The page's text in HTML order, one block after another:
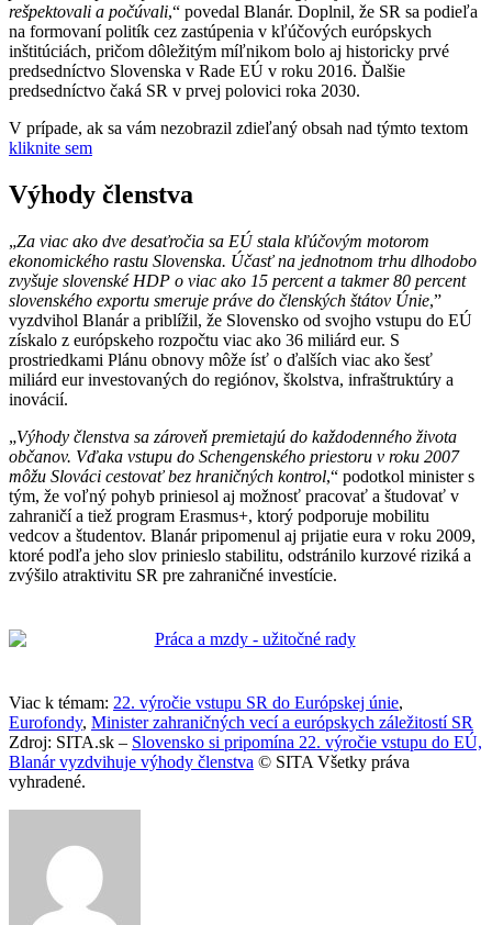
rešpektovali a počúvali,“ povedal Blanár. Doplnil, že SR sa podieľa
na formovaní politík cez zastúpenia v kľúčových európskych
inštitúciách, pričom dôležitým míľnikom bolo aj historicky prvé
predsedníctvo Slovenska v Rade EÚ v roku 2016. Ďalšie
predsedníctvo čaká SR v prvej polovici roka 2030.
V prípade, ak sa vám nezobrazil zdieľaný obsah nad týmto textom
kliknite sem
Výhody členstva
„Za viac ako dve desaťročia sa EÚ stala kľúčovým motorom
ekonomického rastu Slovenska. Účasť na jednotnom trhu dlhodobo
zvyšuje slovenské HDP o viac ako 15 percent a takmer 80 percent
slovenského exportu smeruje práve do členských štátov Únie,”
vyzdvihol Blanár a priblížil, že Slovensko od svojho vstupu do EÚ
získalo z európskeho rozpočtu viac ako 36 miliárd eur. S
prostriedkami Plánu obnovy môže ísť o ďalších viac ako šesť
miliárd eur investovaných do regiónov, školstva, infraštruktúry a
inovácií.
„Výhody členstva sa zároveň premietajú do každodenného života
občanov. Vďaka vstupu do Schengenského priestoru v roku 2007
môžu Slováci cestovať bez hraničných kontrol,“ podotkol minister s
tým, že voľný pohyb priniesol aj možnosť pracovať a študovať v
zahraničí a tiež program Erasmus+, ktorý podporuje mobilitu
vedcov a študentov. Blanár pripomenul aj prijatie eura v roku 2009,
ktoré podľa jeho slov prinieslo stabilitu, odstránilo kurzové riziká a
zvýšilo atraktivitu SR pre zahraničné investície.
Viac k témam: 22. výročie vstupu SR do Európskej únie,
Eurofondy, Minister zahraničných vecí a európskych záležitostí SR
Zdroj: SITA.sk – Slovensko si pripomína 22. výročie vstupu do EÚ,
Blanár vyzdvihuje výhody členstva © SITA Všetky práva
vyhradené.